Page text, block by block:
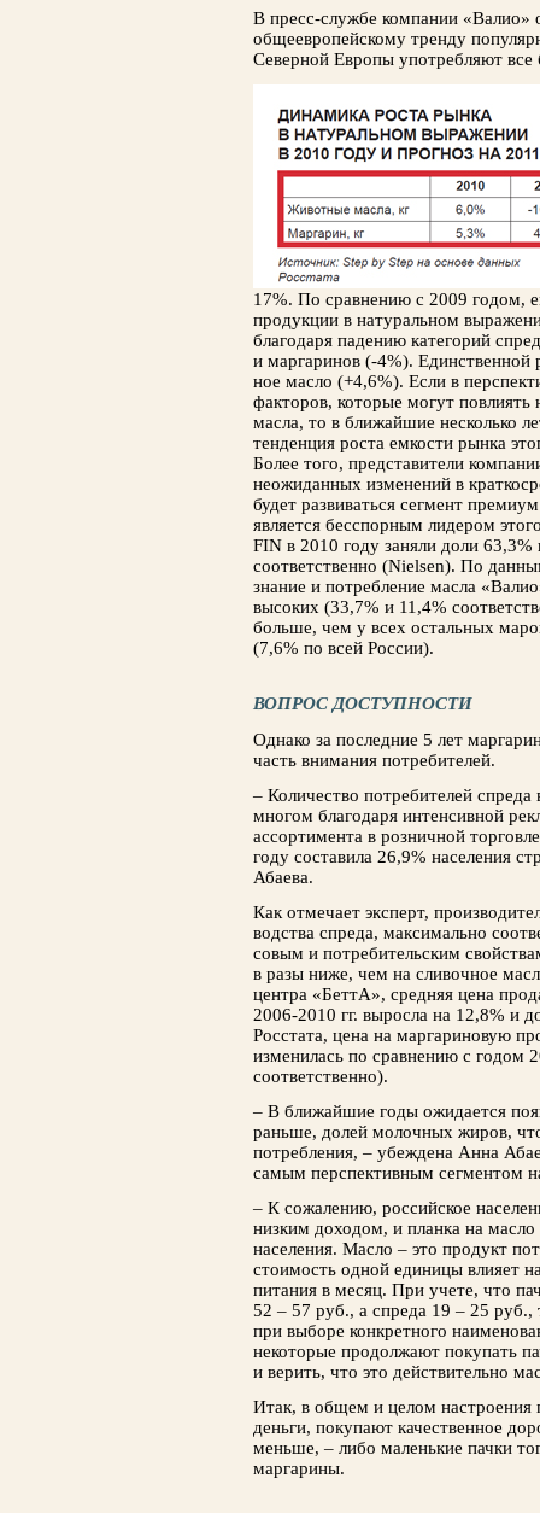
В пресс-службе компании «Валио»
общеевропейскому тренду
Северной Европы употребляют все
17%. По сравнению с 2009 годом,
продукции в натураль­ном
благодаря падению категорий
и маргаринов (-4%). Единственной
ное масло (+4,6%). Если в
факторов, которые могут повлиять
масла, то в ближайшие несколько
тенденция роста емкости рынка
Более того, пред­ставители
неожиданных изменений в
будет развиваться сегмент
является бесспорным лидером
FIN в 2010 году заняли доли
соот­ветственно (Nielsen). По
знание и потребление масла
высоких (33,7% и 11,4%
больше, чем у всех осталь­ных
(7,6% по всей России).
ВОПРОС ДОСТУПНОСТИ
Однако за последние 5 лет
часть вни­мания потребителей.
– Количество потребителей
многом благодаря интенсивной
ассортимента в розничной
году составила 26,9% населения
Абаева.
Как отмечает эксперт,
водства спреда, максимально
совым и потребительским
в разы ниже, чем на сливочное
центра «БеттА», средняя цена
2006-2010 гг. выросла на 12,8% и
Росстата, цена на марга­риновую
изменилась по сравнению с годом
соответственно).
– В ближайшие годы ожидается
рань­ше, долей молочных жиров,
потребления, – убеждена Анна
самым перспективным сегментом
– К сожалению, российское
низким доходом, и планка на
населения. Масло – это продукт
стоимость одной единицы влияет
пита­ния в месяц. При учете, что
52 – 57 руб., а спреда 19 – 25 руб.,
при выборе конкрет­ного
некоторые продолжают покупать
и верить, что это действительно
Итак, в общем и целом настроения
деньги, покупают качественное
меньше, – либо ма­ленькие пачки
маргарины.